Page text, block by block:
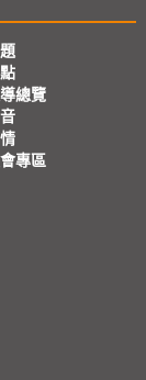
總覽
專區